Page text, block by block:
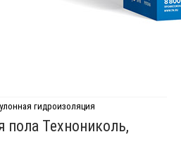
гидроизоляция
пола Технониколь,